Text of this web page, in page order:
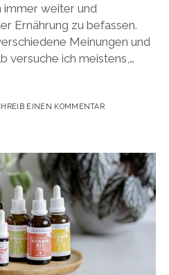
immer weiter und
Ernährung zu befassen.
Meinungen und
versuche ich meistens,…
EINEN KOMMENTAR